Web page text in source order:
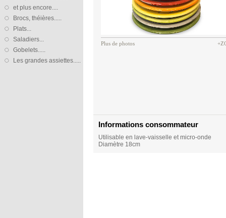
et plus encore....
Brocs, théières.....
Plats...
Saladiers...
Gobelets.....
Les grandes assiettes.....
Plus de photos
Informations consommateur
Utilisable en lave-vaisselle et micro-onde
Diamètre 18cm